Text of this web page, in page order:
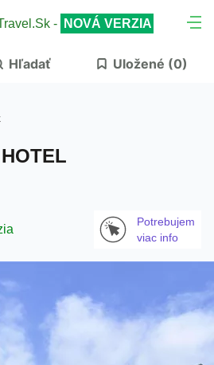
- NOVÁ VERZIA
Hľadať Uložené (0)
Potrebujem
viac info